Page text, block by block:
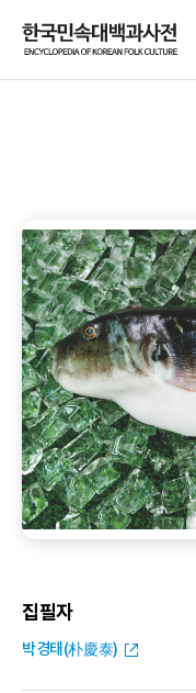
집필자
박경태(朴慶泰)